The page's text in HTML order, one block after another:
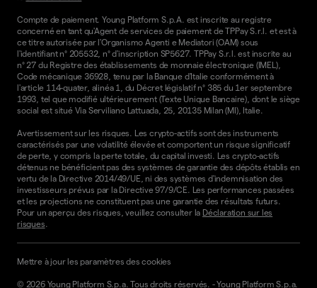
Compte de paiement. Young Platform S.p.A. est inscrite au registre
concerné en tant qu'Agent de services de paiement de TPPay S.r.l. et est à
ce titre autorisée par l'Organismo Agenti e Mediatori (OAM) sous
l'identifiant n° 205532, n° d'inscription SP5627. TPPay S.r.l. est inscrite au
n° 27 du Registre des établissements de monnaie électronique (IMEL),
Code mécanique 36928, tenu par la Banque d'Italie conformément à
l'article 114-quater, alinéa 1, du Décret législatif n° 385 du 1er septembre
1993, tel que modifié ultérieurement (Texte Unique Bancaire), dont le siège
social est situé Via Serviliano Lattuada, 25, 20135 Milan (MI), Italie.
Avertissement sur les risques. Les crypto-actifs sont des instruments
caractérisés par une volatilité élevée et comportent un risque significatif
de perte, y compris la perte totale, du capital investi. Les crypto-actifs
détenus ne bénéficient pas des systèmes de garantie des dépôts établis en
vertu de la Directive 2014/49/UE, ni des systèmes d'indemnisation des
investisseurs prévus par la Directive 97/9/CE. Les performances passées
et les projections ne constituent pas une garantie des résultats futurs.
Pour un aperçu des risques, veuillez consulter la Déclaration sur les
risques.
© 2026 Young Platform S.p.a. Tous droits réservés. -Young Platform S.p.a.
Mettre à jour les paramètres des cookies